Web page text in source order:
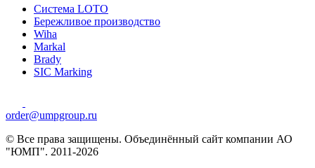
Система LOTO
Бережливое производство
Wiha
Markal
Brady
SIC Marking
order@umpgroup.ru
© Все права защищены. Объединённый сайт компании АО
"ЮМП". 2011-2026